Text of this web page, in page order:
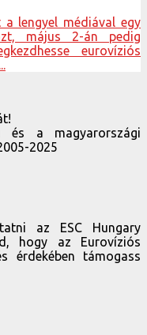
lengyel médiával egy
május 2-án pedig
eurovíziós
és a magyarországi
2025
az ESC Hungary
hogy az Eurovíziós
érdekében támogass